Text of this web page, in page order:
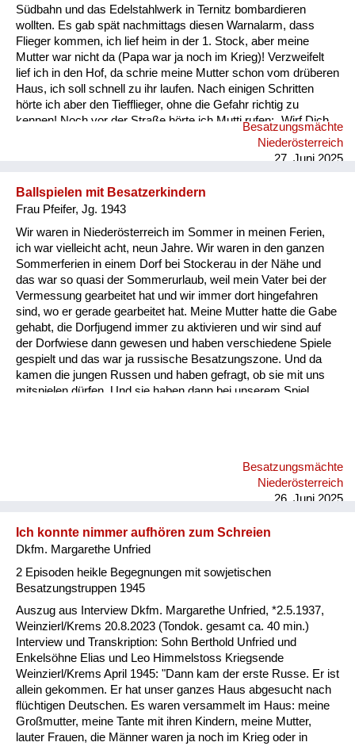
Südbahn und das Edelstahlwerk in Ternitz bombardieren
wollten. Es gab spät nachmittags diesen Warnalarm, dass
Flieger kommen, ich lief heim in der 1. Stock, aber meine
Mutter war nicht da (Papa war ja noch im Krieg)! Verzweifelt
lief ich in den Hof, da schrie meine Mutter schon vom drüberen
Haus, ich soll schnell zu ihr laufen. Nach einigen Schritten
hörte ich aber den Tiefflieger, ohne die Gefahr richtig zu
kennen! Noch vor der Straße hörte ich Mutti rufen: „Wirf Dich
in die Stauden“ und tat es. Ich sah hinauf, im offenen Flugzeug
saßen 2 Soldaten mit Sturmhauben und einer mit Gewehr im
Besatzungsmächte
Niederösterreich
27. Juni 2025
Ballspielen mit Besatzerkindern
Frau Pfeifer, Jg. 1943
Wir waren in Niederösterreich im Sommer in meinen Ferien,
ich war vielleicht acht, neun Jahre. Wir waren in den ganzen
Sommerferien in einem Dorf bei Stockerau in der Nähe und
das war so quasi der Sommerurlaub, weil mein Vater bei der
Vermessung gearbeitet hat und wir immer dort hingefahren
sind, wo er gerade gearbeitet hat. Meine Mutter hatte die Gabe
gehabt, die Dorfjugend immer zu aktivieren und wir sind auf
der Dorfwiese dann gewesen und haben verschiedene Spiele
gespielt und das war ja russische Besatzungszone. Und da
kamen die jungen Russen und haben gefragt, ob sie mit uns
mitspielen dürfen. Und sie haben dann bei unserem Spiel
Freunde von ihr erlebt haben. Ich selbst habe das nie erlebt.
Besatzungsmächte
Niederösterreich
26. Juni 2025
Ich konnte nimmer aufhören zum Schreien
Dkfm. Margarethe Unfried
2 Episoden heikle Begegnungen mit sowjetischen
Besatzungstruppen 1945
Auszug aus Interview Dkfm. Margarethe Unfried, *2.5.1937,
Weinzierl/Krems 20.8.2023 (Tondok. gesamt ca. 40 min.)
Interview und Transkription: Sohn Berthold Unfried und
Enkelsöhne Elias und Leo Himmelstoss Kriegsende
Weinzierl/Krems April 1945: "Dann kam der erste Russe. Er ist
allein gekommen. Er hat unser ganzes Haus abgesucht nach
flüchtigen Deutschen. Es waren versammelt im Haus: meine
Großmutter, meine Tante mit ihren Kindern, meine Mutter,
lauter Frauen, die Männer waren ja noch im Krieg oder in